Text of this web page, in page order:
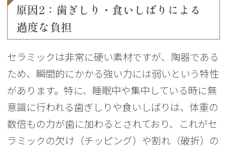
原因2：歯ぎしり・食いしばりによる
過度な負担
セラミックは非常に硬い素材ですが、陶器である
ため、瞬間的にかかる強い力には弱いという特性
があります。特に、睡眠中や集中している時に無
意識に行われる歯ぎしりや食いしばりは、体重の
数倍もの力が歯に加わるとされており、これがセ
ラミックの欠け（チッピング）や割れ（破折）の